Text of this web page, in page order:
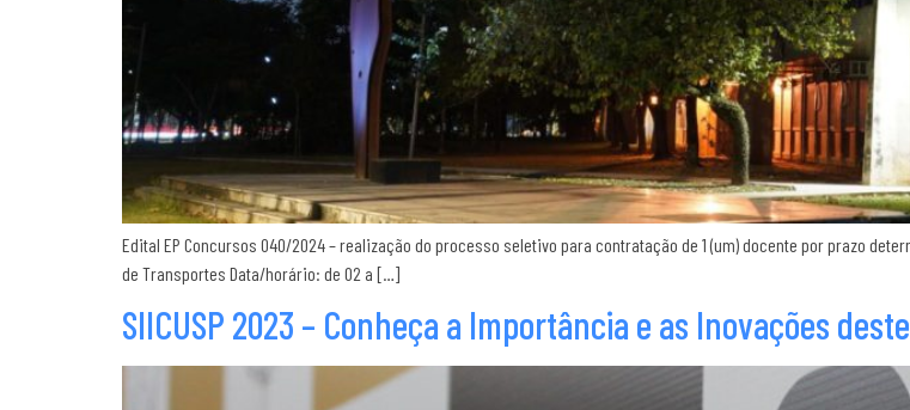
Edital EP Concursos 040/2024 – realização do processo seletivo para contratação de 1 (um) docente por prazo
de Transportes Data/horário: de 02 a […]
SIICUSP 2023 – Conheça a Importância e as Inovações